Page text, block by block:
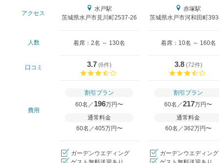
アクセス
水戸駅
茨城県水戸市見川町2537-26
赤塚駅
茨城県水戸市河和田町
人数 着席：2名 ～ 130名 着席：10名 ～ 160名
口コミ 3.7 (6件)
3.8(72件)
費用
割引プラン
60名／ 196万円〜
通常料金
60名／405万円〜
割引プラン
60名／217万円〜
通常料金
60名／362万円〜
ガーデンウエディング
ガーデンウエディング